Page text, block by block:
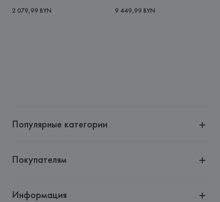
2 079,99 BYN
9 449,99 BYN
Популярные категории
Покупателям
Информация